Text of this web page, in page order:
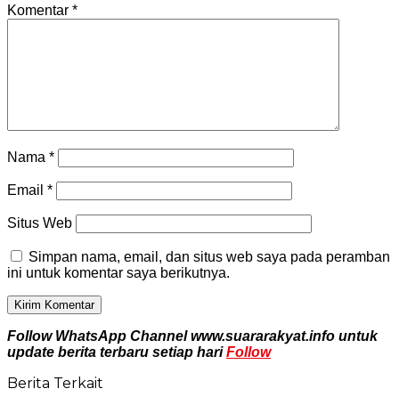
Komentar *
Nama *
Email *
Situs Web
Simpan nama, email, dan situs web saya pada peramban
ini untuk komentar saya berikutnya.
Follow WhatsApp Channel www.suararakyat.info untuk
update berita terbaru setiap hariFollow
Berita Terkait